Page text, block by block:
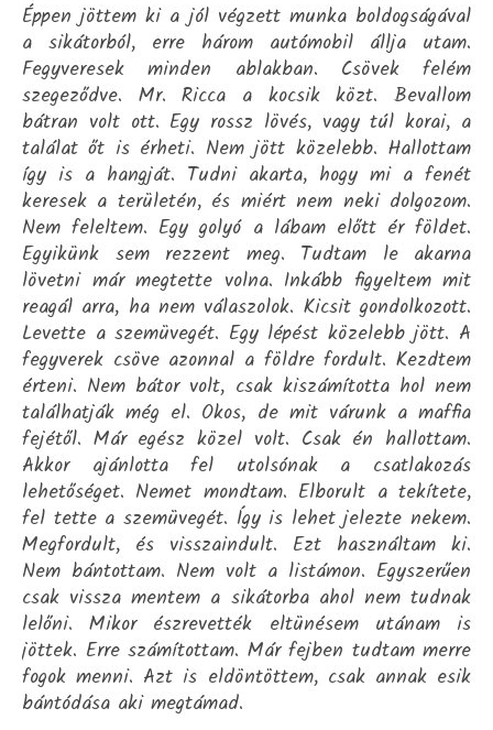
Éppen jöttem ki a jól végzett munka boldogságával
a sikátorból, erre három autómobil állja utam.
Fegyveresek minden ablakban. Csövek felém
szegeződve. Mr. Ricca a kocsik közt. Bevallom
bátran volt ott. Egy rossz lövés, vagy túl korai, a
találat őt is érheti. Nem jött közelebb. Hallottam
így is a hangját. Tudni akarta, hogy mi a fenét
keresek a területén, és miért nem neki dolgozom.
Nem feleltem. Egy golyó a lábam előtt ér földet.
Egyikünk sem rezzent meg. Tudtam le akarna
lövetni már megtette volna. Inkább figyeltem mit
reagál arra, ha nem válaszolok. Kicsit gondolkozott.
Levette a szemüvegét. Egy lépést közelebb jött. A
fegyverek csöve azonnal a földre fordult. Kezdtem
érteni. Nem bátor volt, csak kiszámította hol nem
találhatják még el. Okos, de mit várunk a maffia
fejétől. Már egész közel volt. Csak én hallottam.
Akkor ajánlotta fel utolsónak a csatlakozás
lehetőséget. Nemet mondtam. Elborult a tekítete,
fel tette a szemüvegét. Így is lehet jelezte nekem.
Megfordult, és visszaindult. Ezt használtam ki.
Nem bántottam. Nem volt a listámon. Egyszerűen
csak vissza mentem a sikátorba ahol nem tudnak
lelőni. Mikor észrevették eltünésem utánam is
jöttek. Erre számítottam. Már fejben tudtam merre
fogok menni. Azt is eldöntöttem, csak annak esik
bántódása aki megtámad.